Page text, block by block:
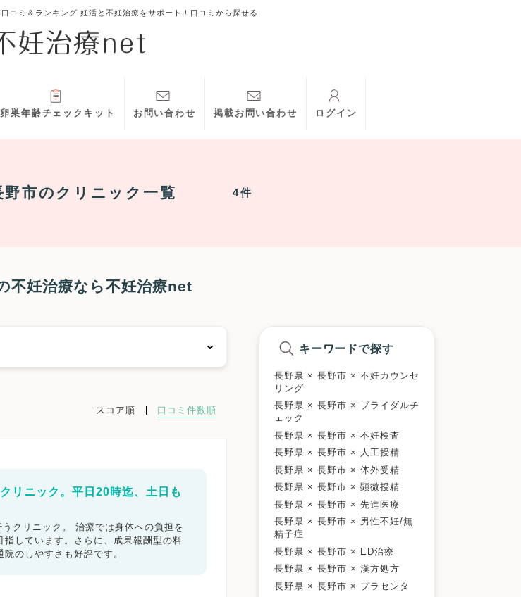
コミ＆ランキング 妊活と不妊治療をサポート！口コミから探せる
卵巣年齢チェックキット お問い合わせ 掲載お問い合わせ ログイン
野市のクリニック一覧 4件
不妊治療なら不妊治療net
イミング療法 人工授精
体外受精
処方 プラセンタ
不育症
スコア順 口コミ件数順
リニック。平日20時迄、土日も
クリニック。 治療では身体への負担を
しています。さらに、成果報酬型の料
のしやすさも好評です。
キーワードで探す
長野県 × 長野市 × 不妊カウンセ
リング
長野県 × 長野市 × ブライダルチ
ェック
長野県 × 長野市 × 不妊検査
長野県 × 長野市 × 人工授精
長野県 × 長野市 × 体外受精
長野県 × 長野市 × 顕微授精
長野県 × 長野市 × 先進医療
長野県 × 長野市 × 男性不妊/無
精子症
長野県 × 長野市 × ED治療
長野県 × 長野市 × 漢方処方
長野県 × 長野市 × プラセンタ